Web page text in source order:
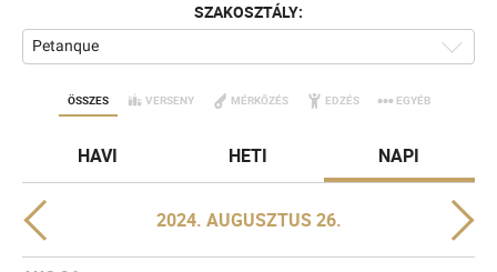
SZAKOSZTÁLY:
Petanque
ÖSSZES VERSENY MÉRKŐZÉS EDZÉS EGYÉB
HAVI HETI NAPI
2024. AUGUSZTUS 26.